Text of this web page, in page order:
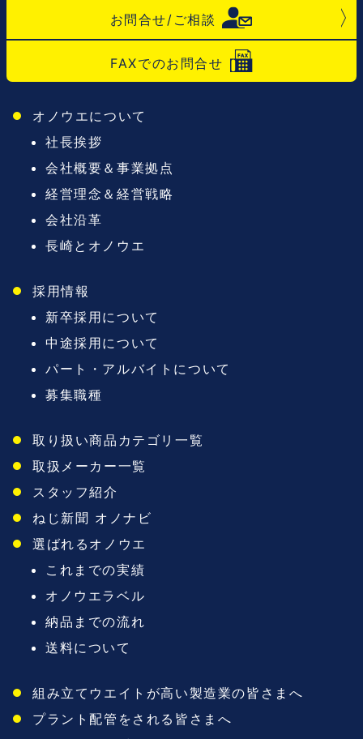
お問合せ/ご相談
FAXでのお問合せ
オノウエについて
社長挨拶
会社概要＆事業拠点
経営理念＆経営戦略
会社沿革
長崎とオノウエ
採用情報
新卒採用について
中途採用について
パート・アルバイトについて
募集職種
取り扱い商品カテゴリ一覧
取扱メーカー一覧
スタッフ紹介
ねじ新聞 オノナビ
選ばれるオノウエ
これまでの実績
オノウエラベル
納品までの流れ
送料について
組み立てウエイトが高い製造業の皆さまへ
プラント配管をされる皆さまへ